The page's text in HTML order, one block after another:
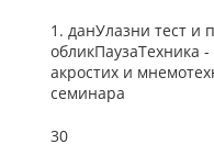
1. данУлазни тест
обликПаузаТехника
акростих и
семинара
30